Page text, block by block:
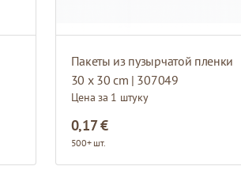
Пакеты из пузырчатой пленки
30 x 30 cm | 307049
Цена за 1 штуку
0,17 €
500+ шт.